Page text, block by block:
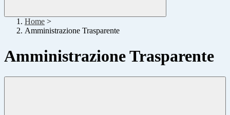
Home >
Amministrazione Trasparente
Amministrazione Trasparente